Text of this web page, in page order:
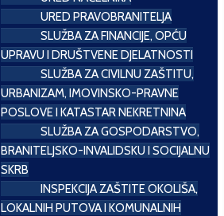
URED PRAVOBRANITELJA
SLUŽBA ZA FINANCIJE, OPĆU
UPRAVU I DRUŠTVENE DJELATNOSTI
SLUŽBA ZA CIVILNU ZAŠTITU,
URBANIZAM, IMOVINSKO-PRAVNE
POSLOVE I KATASTAR NEKRETNINA
SLUŽBA ZA GOSPODARSTVO,
BRANITELJSKO-INVALIDSKU I SOCIJALNU
SKRB
INSPEKCIJA ZAŠTITE OKOLIŠA,
LOKALNIH PUTOVA I KOMUNALNIH